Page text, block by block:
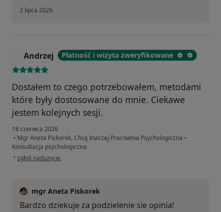
2 lipca 2026
Andrzej Płatność i wizyta zweryfikowane
Dostałem to czego potrzebowałem, metodami
które były dostosowane do mnie. Ciekawe
jestem kolejnych sesji.
18 czerwca 2026
• Mgr Aneta Piskorek, Chcę Inaczej Pracownia Psychologiczna •
Konsultacja psychologiczna
• w opinii użytkownika Andrzej
zgłoś nadużycie
mgr Aneta Piskorek
Bardzo dziekuje za podzielenie sie opinia!